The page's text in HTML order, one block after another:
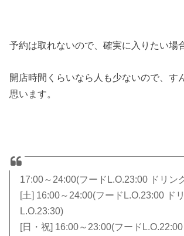
予約は取れないので、確実に入りたい場
開店時間くらいなら人も少ないので、す
思います。
17:00～24:00(フードL.O.23:00 ドリン
[土] 16:00～24:00(フードL.O.23:00 ド
L.O.23:30)
[日・祝] 16:00～23:00(フード